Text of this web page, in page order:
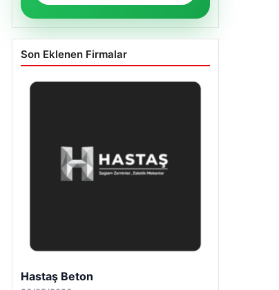
Son Eklenen Firmalar
Hastaş Beton